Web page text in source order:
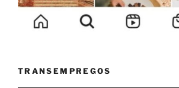
TRANSEMPREGOS